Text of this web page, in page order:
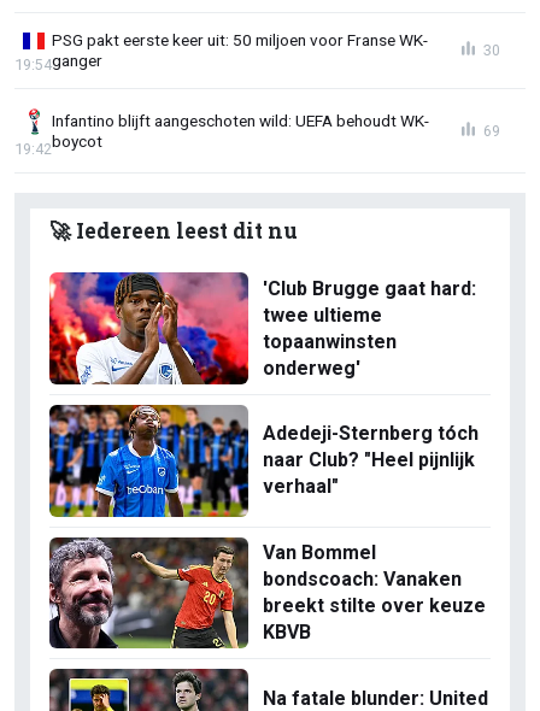
PSG pakt eerste keer uit: 50 miljoen voor Franse WK-
ganger
19:54
30
Infantino blijft aangeschoten wild: UEFA behoudt WK-
boycot
19:42
69
🚀 Iedereen leest dit nu
'Club Brugge gaat hard:
twee ultieme
topaanwinsten
onderweg'
Adedeji-Sternberg tóch
naar Club? "Heel pijnlijk
verhaal"
Van Bommel
bondscoach: Vanaken
breekt stilte over keuze
KBVB
Na fatale blunder: United